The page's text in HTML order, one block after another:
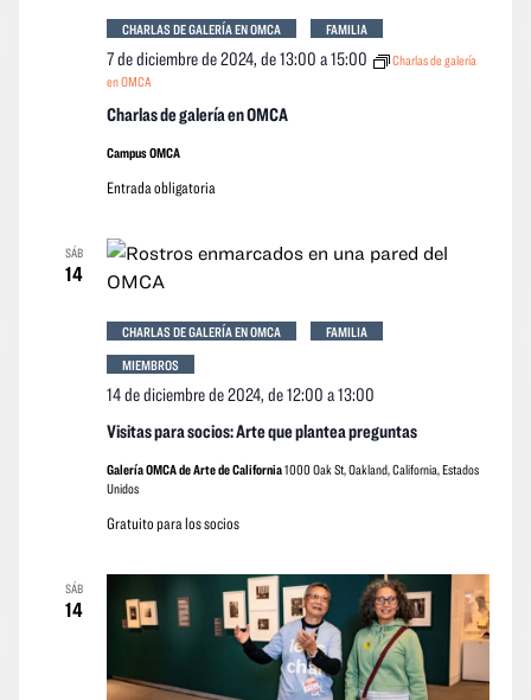
Charlas de galería en OMCA
7 de diciembre de 2024, de 13:00 a15:00
Charlas de galería
en OMCA
CHARLAS DE GALERÍA EN OMCA FAMILIA
Campus OMCA
Entrada obligatoria
SÁB
14
Visitas para socios: Arte que plantea preguntas
14 de diciembre de 2024, de 12:00 a13:00
CHARLAS DE GALERÍA EN OMCA
FAMILIA
MIEMBROS
Galería OMCA de Arte de California1000 Oak St, Oakland, California, Estados
Unidos
Gratuito para los socios
SÁB
14